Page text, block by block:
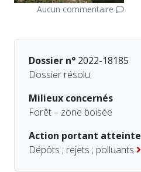
Aucun commentaire
Dossier n° 2022-18185
Dossier résolu
Milieux concernés
Forêt – zone boisée
Action portant atteinte
Dépôts ; rejets ; polluants